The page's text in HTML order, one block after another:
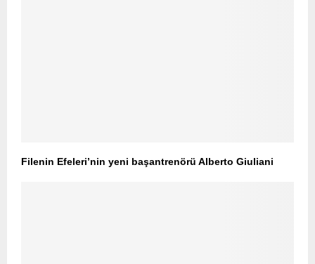
Filenin Efeleri’nin yeni başantrenörü Alberto Giuliani